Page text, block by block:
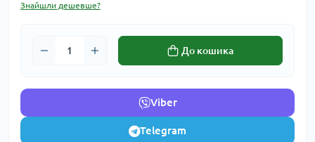
Знайшли дешевше?
До кошика
Viber
Telegram